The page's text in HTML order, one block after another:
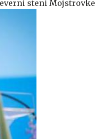
steni Mojstrovke